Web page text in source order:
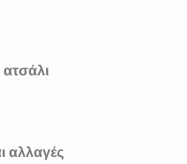
αλλαγές